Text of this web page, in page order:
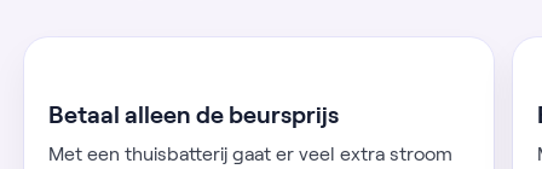
Betaal alleen de beursprijs
Met een thuisbatterij gaat er veel extra stroom